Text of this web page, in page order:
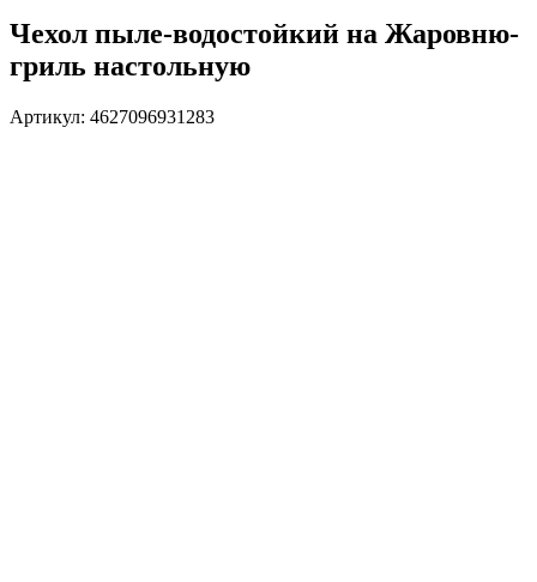
Чехол пыле-водостойкий на Жаровню-
гриль настольную
Артикул: 4627096931283